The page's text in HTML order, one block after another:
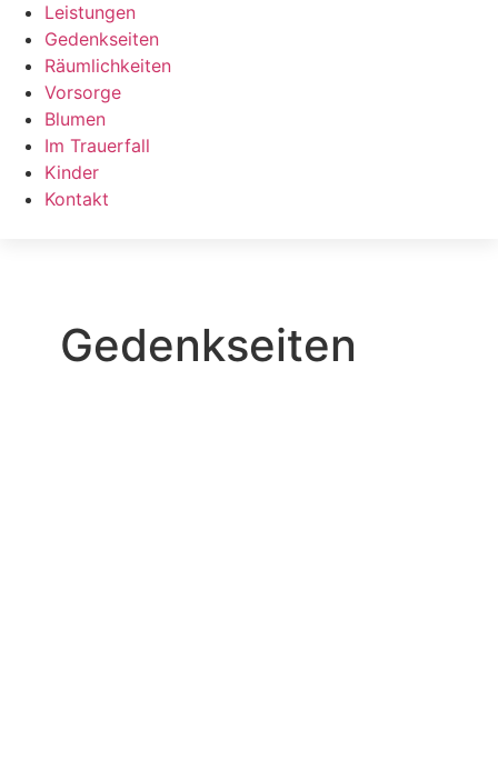
Leistungen
Gedenkseiten
Räumlichkeiten
Vorsorge
Blumen
Im Trauerfall
Kinder
Kontakt
Gedenkseiten